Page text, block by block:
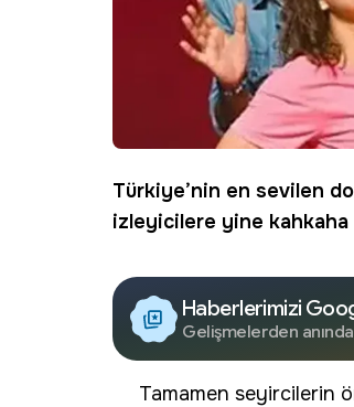
Türkiye’nin en sevilen
izleyicilere yine kahkaha
Haberlerimizi
Gelişmelerden
Tamamen seyircilerin